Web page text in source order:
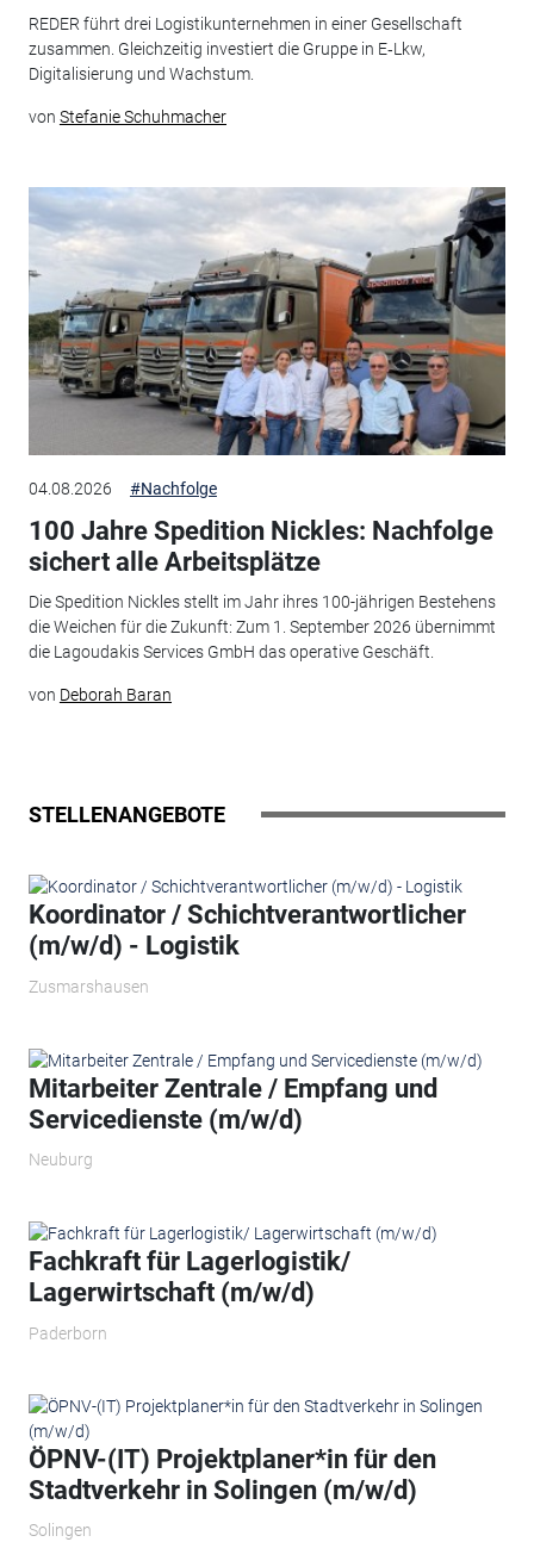
REDER führt drei Logistikunternehmen in einer Gesellschaft
zusammen. Gleichzeitig investiert die Gruppe in E‑Lkw,
Digitalisierung und Wachstum.
von Stefanie Schuhmacher
04.08.2026 #Nachfolge
100 Jahre Spedition Nickles: Nachfolge
sichert alle Arbeitsplätze
Die Spedition Nickles stellt im Jahr ihres 100-jährigen Bestehens
die Weichen für die Zukunft: Zum 1. September 2026 übernimmt
die Lagoudakis Services GmbH das operative Geschäft.
von Deborah Baran
STELLENANGEBOTE
Koordinator / Schichtverantwortlicher
(m/w/d) - Logistik
Zusmarshausen
Mitarbeiter Zentrale / Empfang und
Servicedienste (m/w/d)
Neuburg
Fachkraft für Lagerlogistik/
Lagerwirtschaft (m/w/d)
Paderborn
ÖPNV-(IT) Projektplaner*in für den
Stadtverkehr in Solingen (m/w/d)
Solingen